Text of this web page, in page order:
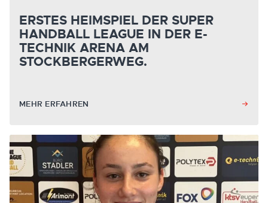
ERSTES HEIMSPIEL DER SUPER
HANDBALL LEAGUE IN DER E-
TECHNIK ARENA AM
STOCKBERGERWEG.
MEHR ERFAHREN